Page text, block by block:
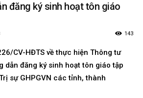
đăng ký sinh hoạt tôn giáo
143
CV-HĐTS về thực hiện Thông tư
dẫn đăng ký sinh hoạt tôn giáo tập
sự GHPGVN các tỉnh, thành